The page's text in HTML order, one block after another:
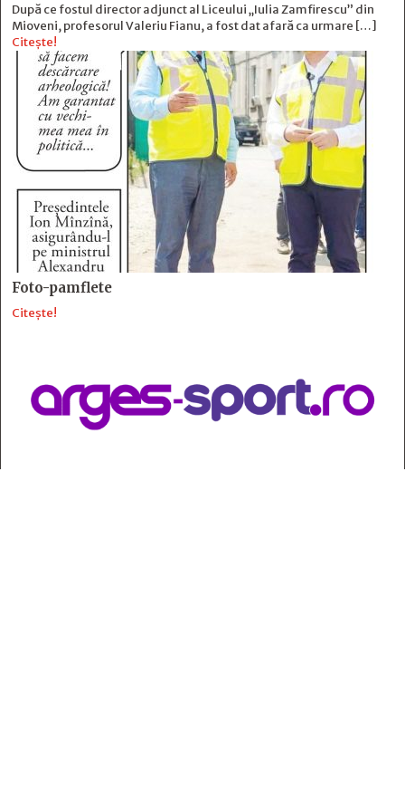
După ce fostul director adjunct al Liceului „Iulia Zamfirescu” din
Mioveni, profesorul Valeriu Fianu, a fost dat afară ca urmare […]
Citește!
Foto-pamflete
Citește!